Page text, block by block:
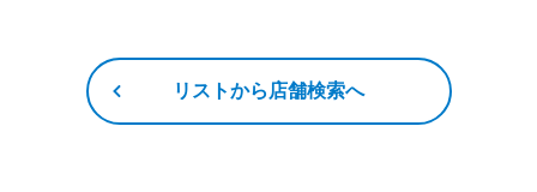
リストから店舗検索へ